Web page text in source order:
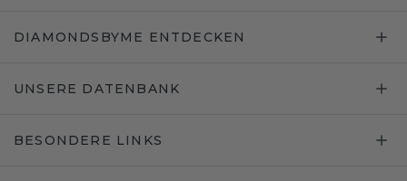
DIAMONDSBYME ENTDECKEN
UNSERE DATENBANK
BESONDERE LINKS